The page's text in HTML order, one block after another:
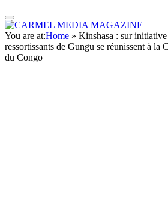
You are at:Home » Kinshasa : sur
ressortissants de Gungu se réunissent à la
du Congo